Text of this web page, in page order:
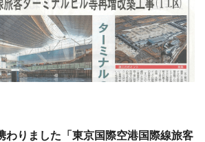
わりました「東京国際空港国際線旅客